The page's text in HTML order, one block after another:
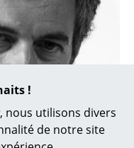
!
nous utilisons divers
de notre site